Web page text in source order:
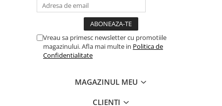
Vreau sa primesc newsletter cu promotiile
magazinului. Afla mai multe in Politica de
Confidentialitate
MAGAZINUL MEU
CLIENTI